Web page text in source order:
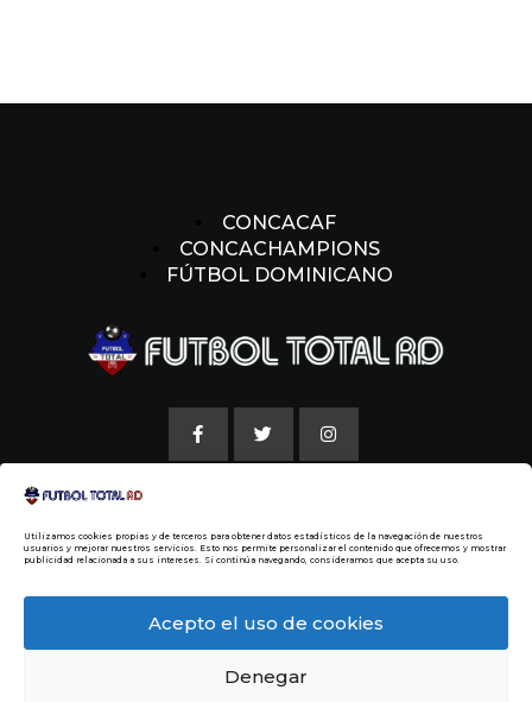
Utilizamos cookies propias y de terceros para obtener datos estadísticos de la navegación de nuestros
usuarios y mejorar nuestros servicios. Esto nos permite personalizar el contenido que ofrecemos y mostrar
publicidad relacionada a sus intereses. Si continúa navegando, consideramos que acepta su uso.
Acepto el uso de cookies
Denegar
CONCACAF
CONCACHAMPIONS
FÚTBOL DOMINICANO
POLITICAS DE COOKIE
© 2014 Todos los Derechos Reservados